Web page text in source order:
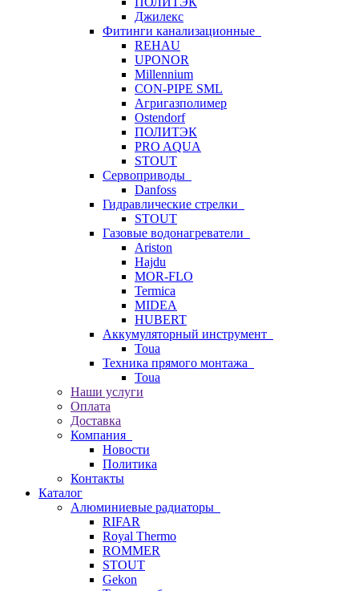
Джилекс
Фитинги канализационные
REHAU
UPONOR
Millennium
CON-PIPE SML
Агригазполимер
Ostendorf
ПОЛИТЭК
PRO AQUA
STOUT
Сервоприводы
Danfoss
Гидравлические стрелки
STOUT
Газовые водонагреватели
Ariston
Hajdu
MOR-FLO
Termica
MIDEA
HUBERT
Аккумуляторный инструмент
Toua
Техника прямого монтажа
Toua
Наши услуги
Оплата
Доставка
Компания
Новости
Политика
Контакты
Каталог
Алюминиевые радиаторы
RIFAR
Royal Thermo
ROMMER
STOUT
Gekon